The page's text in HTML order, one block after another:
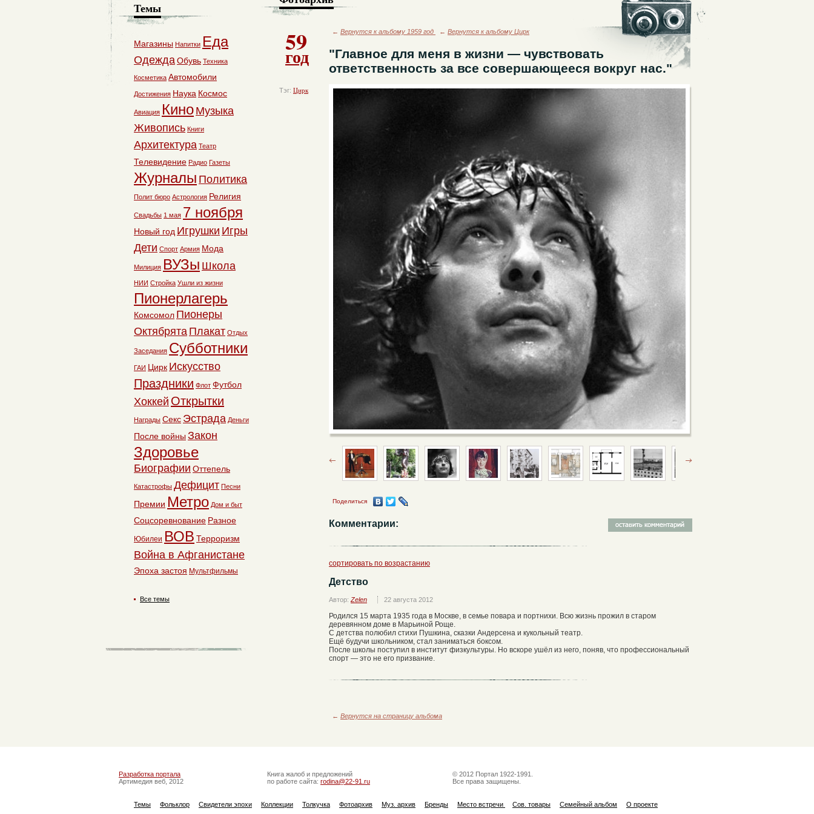
59
год
Тэг: Цирк
← Вернутся к альбому 1959 год ← Вернутся к альбому Цирк
"Главное для меня в жизни — чувствовать
ответственность за все совершающееся вокруг нас."
Поделиться
Комментарии:
сортировать по возрастанию
Детство
Автор: Zelen 22 августа 2012
Родился 15 марта 1935 года в Москве, в семье повара и портнихи. Всю жизнь прожил в старом
деревянном доме в Марьиной Роще.
С детства полюбил стихи Пушкина, сказки Андерсена и кукольный театр.
Ещё будучи школьником, стал заниматься боксом.
После школы поступил в институт физкультуры. Но вскоре ушёл из него, поняв, что профессиональный
спорт — это не его призвание.
← Вернутся на страницу альбома
Темы
Магазины Напитки Еда
ОдеждаОбувь Техника
Косметика Автомобили
Достижения Наука Космос
Авиация Кино Музыка
Живопись Книги
Архитектура Театр
Телевидение Радио Газеты
Журналы Политика
Полит бюро Астрология Религия
Свадьбы 1 мая 7 ноября
Новый год Игрушки Игры
Дети Спорт Армия Мода
Милиция ВУЗы Школа
НИИ Стройка Ушли из жизни
Пионерлагерь
Комсомол Пионеры
Октябрята Плакат Отдых
Заседания Субботники
ГАИ Цирк Искусство
Праздники Флот Футбол
Хоккей Открытки
Награды Секс Эстрада Деньги
После войны Закон
Здоровье
Биографии Оттепель
Катастрофы Дефицит Песни
Премии Метро Дом и быт
Соцсоревнование Разное
Юбилеи ВОВ Терроризм
Война в Афганистане
Эпоха застоя Мультфильмы
Все темы
Разработка портала
Артимедия веб, 2012
Книга жалоб и предложений
по работе сайта: rodina@22-91.ru
© 2012 Портал 1922-1991.
Все права защищены.
Темы Фольклор Свидетели эпохи Коллекции Толкучка Фотоархив Муз. архив Бренды Место встречи Сов. товары Семейный альбом О проекте